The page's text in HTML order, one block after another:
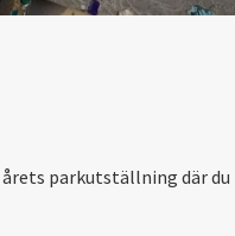
parkutställning där du